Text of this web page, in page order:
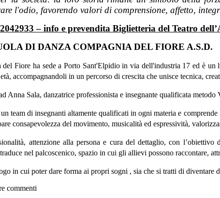
l'odio, favorendo valori di comprensione, affetto,
– info e prevendita Biglietteria del Teatro
DI DANZA COMPAGNIA DEL FIORE A.S.D.
Fiore ha sede a Porto Sant'Elpidio in via dell'industria 17 ed è
accompagnandoli in un percorso di crescita che unisce tecnica,
Anna Sala, danzatrice professionista e insegnante qualificata metodo
team di insegnanti altamente qualificati in ogni materia e
consapevolezza del movimento, musicalità ed espressività,
attenzione alla persona e cura del dettaglio, con
nel palcoscenico, spazio in cui gli allievi possono raccontare,
in cui poter dare forma ai propri sogni , sia che si tratti di diventare
commenti